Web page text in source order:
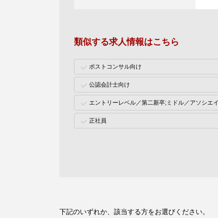
類似する求人情報はこちら
ポストコンサル向け
公認会計士向け
エントリーレベル／第二新卒;ミドル／アソシエ
正社員
下記のいずれか、該当する方をお選びください。